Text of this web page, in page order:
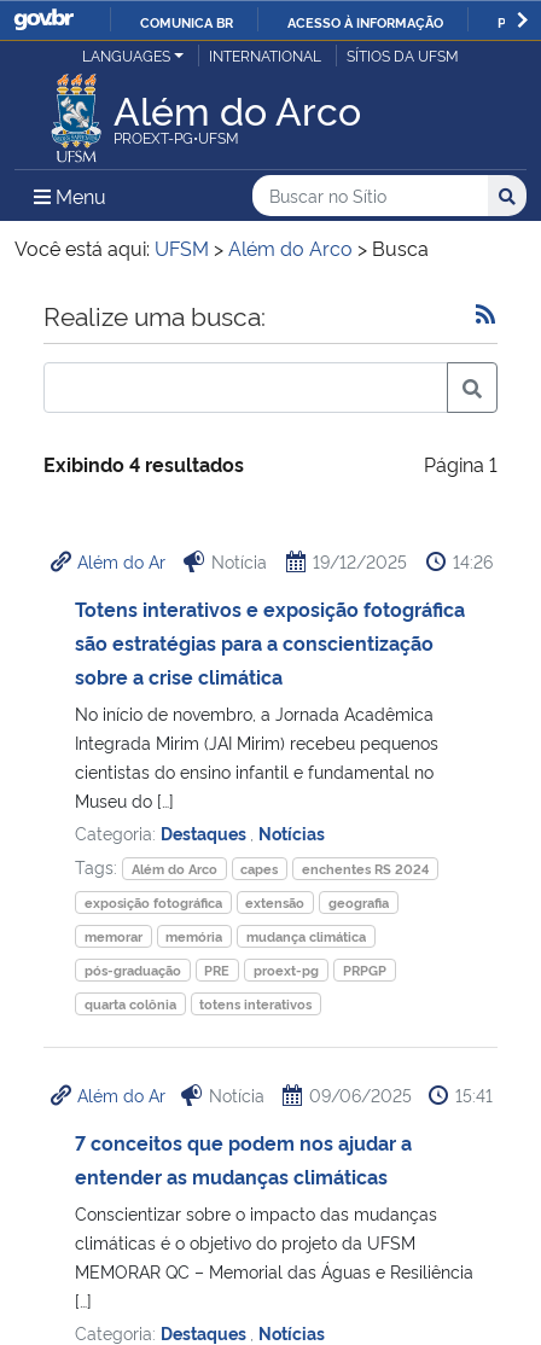
IR
O
COMUNICA BR ACESSO À INFORMAÇÃO
Ministério da Justiça e Segurança Pública
Ministério da Defesa
Ministério das Relações Exteriores
Ministério da Economia
Ministério da Infraestrutura
Ministério da Cidadania
Ministério de Minas e Energia
Ministério da Ciência, Tecnologia, Inovações e Comunicações
Ministério do Turismo
Ministério do Desenvolvimento Regional
Controladoria-Geral da União
Secretaria-Geral
Gabinete de Segurança Institucional
Advocacia-Geral da União
LANGUAGES INTERNATIONAL SÍTIOS DA UFSM
Além do Arco
PROEXT-PG•UFSM
Menu Menu Principal do Sítio
Busca
Buscar no no Sítio
Busca:
Você está aqui: UFSM >Além do Arco > Busca
Início do conteúdo
Realize uma busca:
Exibindo 4 resultados Página 1
Além do Ar Notícia 19/12/2025 14:26
Totens interativos e exposição fotográfica
são estratégias para a conscientização
sobre a crise climática
No início de novembro, a Jornada Acadêmica
Integrada Mirim (JAI Mirim) recebeu pequenos
cientistas do ensino infantil e fundamental no
Museu do […]
Categoria: Destaques Notícias
Tags:
Além do Arco capes
enchentes RS 2024
exposição fotográfica
extensão
geografia
memorar
memória
mudança climática
pós-graduação
PRE proext-pg
PRPGP
quarta colônia
totens interativos
Além do Ar Notícia 09/06/2025 15:41
7 conceitos que podem nos ajudar a
entender as mudanças climáticas
Conscientizar sobre o impacto das mudanças
climáticas é o objetivo do projeto da UFSM
MEMORAR QC – Memorial das Águas e Resiliência
[…]
Categoria: Destaques Notícias